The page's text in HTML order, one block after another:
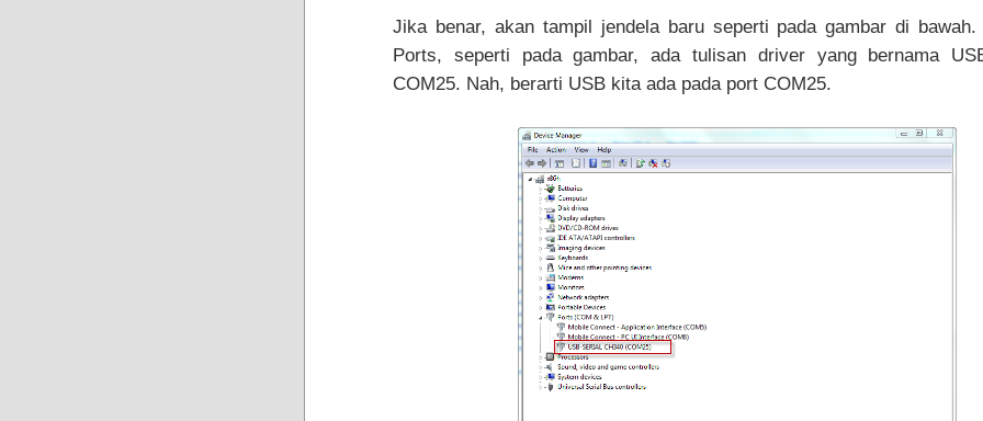
Jika benar, akan tampil jendela baru seperti pada gambar di bawah.
Ports, seperti pada gambar, ada tulisan driver yang bernama
COM25. Nah, berarti USB kita ada pada port COM25.